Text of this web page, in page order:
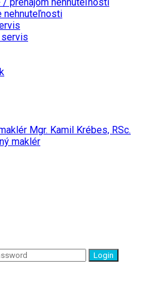
nehnuteľnosti
servis
Mgr. Kamil Krébes, RSc.
maklér
Login